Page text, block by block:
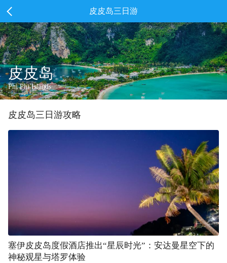
皮皮岛三日游
皮皮岛
Phi Phi Islands
皮皮岛三 日游攻略
塞伊皮皮岛度假酒店推出“星辰时光”：安达曼星空下的
神秘观星与塔罗体验